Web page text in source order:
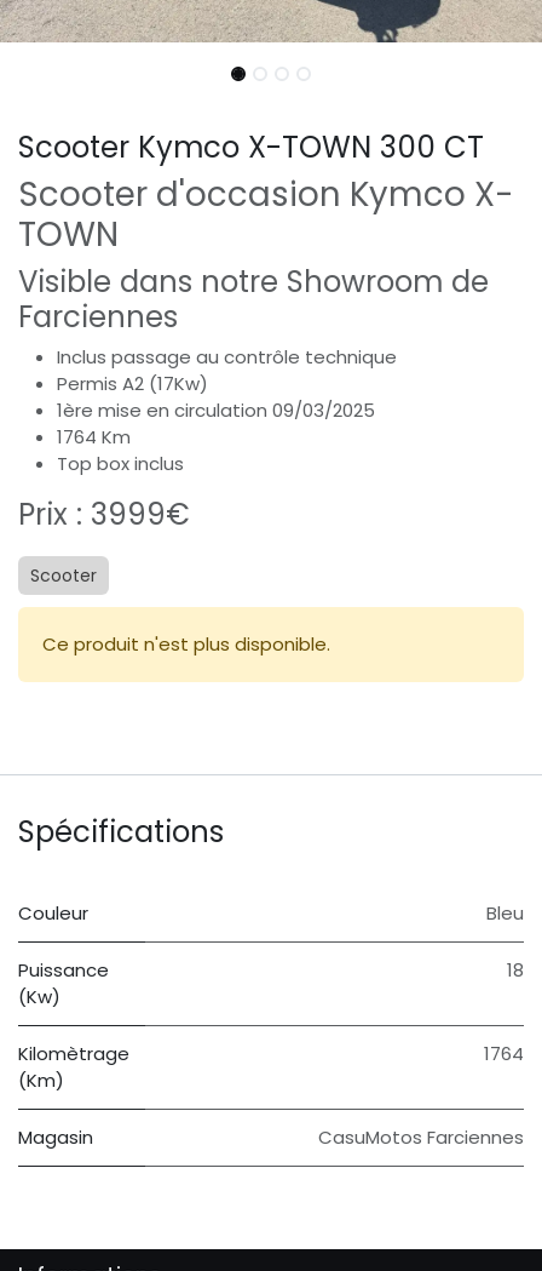
Scooter Kymco X-TOWN 300 CT
Scooter d'occasion Kymco X-
TOWN
Visible dans notre Showroom de
Farciennes
Inclus passage au contrôle technique
Permis A2 (17Kw)
1ère mise en circulation 09/03/2025
1764 Km
Top box inclus
Prix : 3999€
Scooter
Ce produit n'est plus disponible.
Spécifications
Couleur Bleu
Puissance
(Kw)
18
Kilomètrage
(Km)
1764
Magasin CasuMotos Farciennes